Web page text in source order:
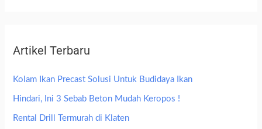
Artikel Terbaru
Kolam Ikan Precast Solusi Untuk Budidaya Ikan
Hindari, Ini 3 Sebab Beton Mudah Keropos !
Rental Drill Termurah di Klaten